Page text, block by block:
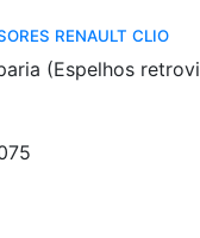
RENAULT CLIO
(Espelhos